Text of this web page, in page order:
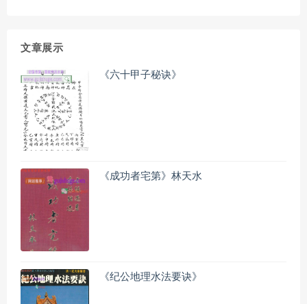
文章展示
《六十甲子秘诀》
《成功者宅第》林天水
《纪公地理水法要诀》